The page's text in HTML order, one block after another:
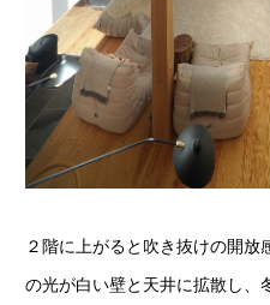
２階に上がると吹き抜けの開放
の光が白い壁と天井に拡散し、